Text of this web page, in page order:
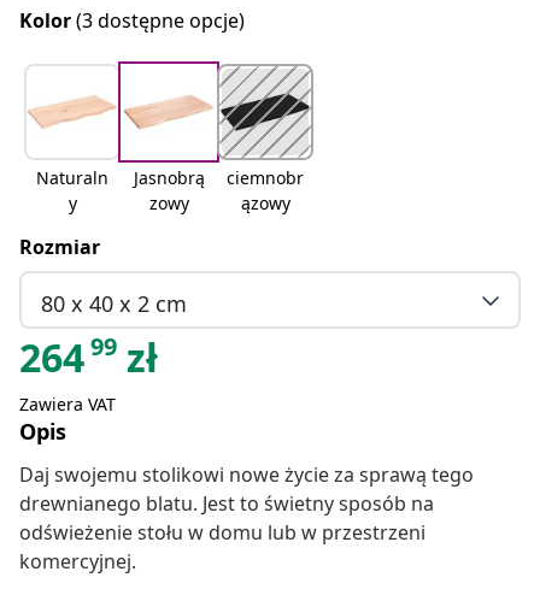
Kolor(3 dostępne opcje)
Naturaln
y
Jasnobrą
zowy
ciemnobr
ązowy
Rozmiar
80 x 40 x 2 cm
26499 zł
Zawiera VAT
Opis
Daj swojemu stolikowi nowe życie za sprawą tego
drewnianego blatu. Jest to świetny sposób na
odświeżenie stołu w domu lub w przestrzeni
komercyjnej.